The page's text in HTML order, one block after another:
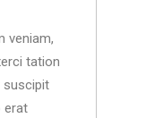
veniam,
tation
suscipit
erat